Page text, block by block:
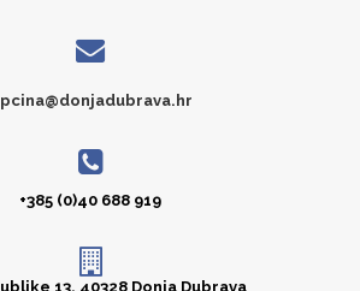
+385 (0)40 688 919
13, 40328 Donja Dubrava